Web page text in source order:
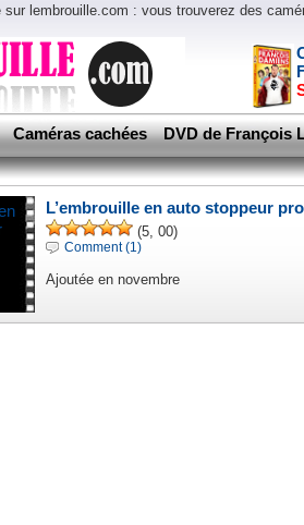
sur lembrouille.com : vous trouverez des
Caméras cachées DVD de François
L’embrouille en auto stoppeur
(5, 00)
Comment (1)
Ajoutée en novembre